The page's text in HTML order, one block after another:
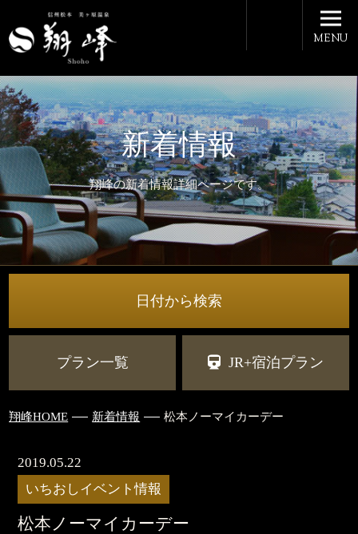
新着情報
翔峰の新着情報詳細ページです。
MENU
日付から検索
プラン一覧 JR+宿泊プラン
翔峰HOME 新着情報 松本ノーマイカーデー
2019.05.22
いちおしイベント情報
松本ノーマイカーデー